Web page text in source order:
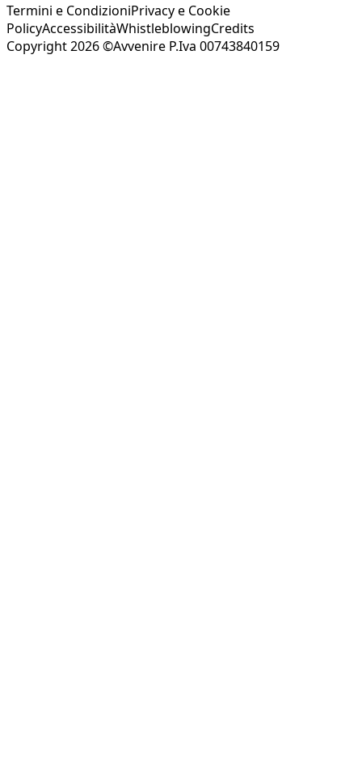
Termini e CondizioniPrivacy e Cookie
PolicyAccessibilitàWhistleblowingCredits
Copyright 2026 ©Avvenire P.Iva 00743840159